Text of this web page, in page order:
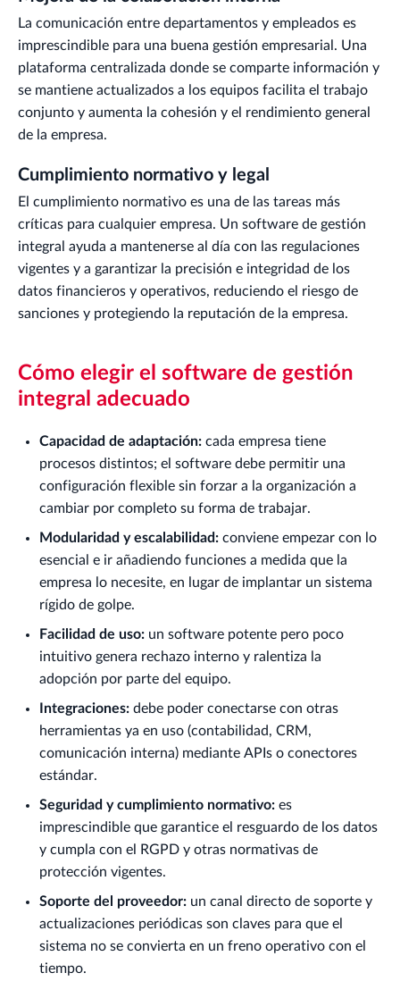
La comunicación entre departamentos y empleados es
imprescindible para una buena gestión empresarial. Una
plataforma centralizada donde se comparte información y
se mantiene actualizados a los equipos facilita el trabajo
conjunto y aumenta la cohesión y el rendimiento general
de la empresa.
Cumplimiento normativo y legal
El cumplimiento normativo es una de las tareas más
críticas para cualquier empresa. Un software de gestión
integral ayuda a mantenerse al día con las regulaciones
vigentes y a garantizar la precisión e integridad de los
datos financieros y operativos, reduciendo el riesgo de
sanciones y protegiendo la reputación de la empresa.
Cómo elegir el software de gestión
integral adecuado
Capacidad de adaptación: cada empresa tiene
procesos distintos; el software debe permitir una
configuración flexible sin forzar a la organización a
cambiar por completo su forma de trabajar.
Modularidad y escalabilidad: conviene empezar con lo
esencial e ir añadiendo funciones a medida que la
empresa lo necesite, en lugar de implantar un sistema
rígido de golpe.
Facilidad de uso: un software potente pero poco
intuitivo genera rechazo interno y ralentiza la
adopción por parte del equipo.
Integraciones: debe poder conectarse con otras
herramientas ya en uso (contabilidad, CRM,
comunicación interna) mediante APIs o conectores
estándar.
Seguridad y cumplimiento normativo: es
imprescindible que garantice el resguardo de los datos
y cumpla con el RGPD y otras normativas de
protección vigentes.
Soporte del proveedor: un canal directo de soporte y
actualizaciones periódicas son claves para que el
sistema no se convierta en un freno operativo con el
tiempo.